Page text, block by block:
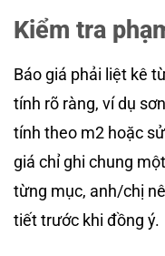
Kiểm tra
Báo giá phải liệt kê
tính rõ ràng, ví dụ
tính theo m2 hoặc
giá chỉ ghi chung
từng mục, anh/chị
tiết trước khi đồng ý.